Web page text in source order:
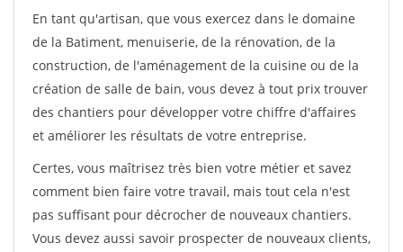
En tant qu'artisan, que vous exercez dans le domaine
de la Batiment, menuiserie, de la rénovation, de la
construction, de l'aménagement de la cuisine ou de la
création de salle de bain, vous devez à tout prix trouver
des chantiers pour développer votre chiffre d'affaires
et améliorer les résultats de votre entreprise.
Certes, vous maîtrisez très bien votre métier et savez
comment bien faire votre travail, mais tout cela n'est
pas suffisant pour décrocher de nouveaux chantiers.
Vous devez aussi savoir prospecter de nouveaux clients,